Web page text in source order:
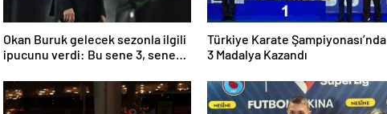
Okan Buruk gelecek sezonla ilgili
ipucunu verdi: Bu sene 3, seneye
Türkiye Karate Şampiyonası’nda
3 Madalya Kazandı